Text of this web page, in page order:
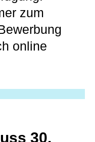
zum
online
30.